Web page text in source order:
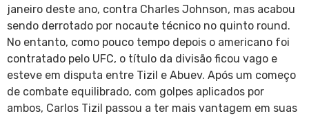
janeiro deste ano, contra Charles Johnson, mas acabou
sendo derrotado por nocaute técnico no quinto round.
No entanto, como pouco tempo depois o americano foi
contratado pelo UFC, o título da divisão ficou vago e
esteve em disputa entre Tizil e Abuev. Após um começo
de combate equilibrado, com golpes aplicados por
ambos, Carlos Tizil passou a ter mais vantagem em suas